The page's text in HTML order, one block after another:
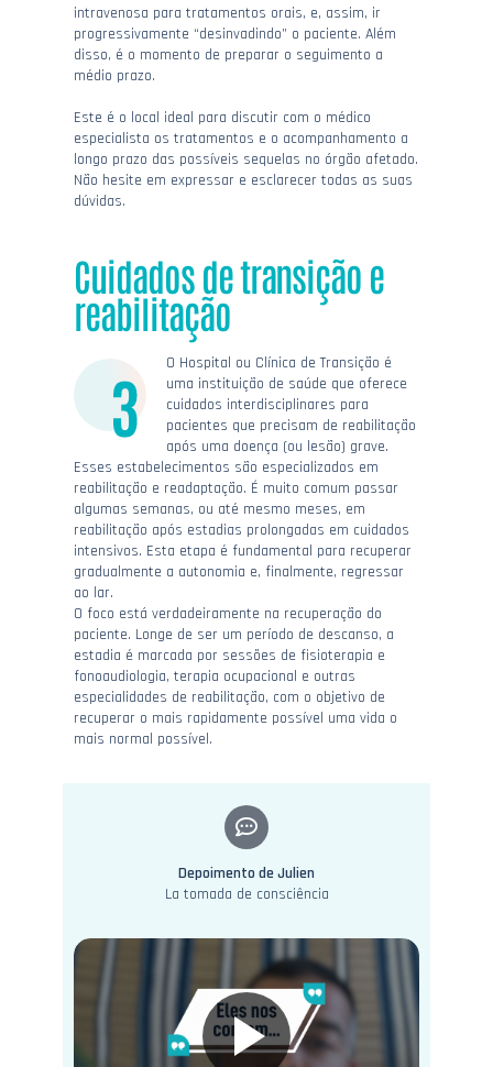
intravenosa para tratamentos orais, e, assim, ir
progressivamente “desinvadindo” o paciente. Além
disso, é o momento de preparar o seguimento a
médio prazo.
Este é o local ideal para discutir com o médico
especialista os tratamentos e o acompanhamento a
longo prazo das possíveis sequelas no órgão afetado.
Não hesite em expressar e esclarecer todas as suas
dúvidas.
Cuidados de transição e
reabilitação
O Hospital ou Clínica de Transição é
uma instituição de saúde que oferece
cuidados interdisciplinares para
pacientes que precisam de reabilitação
após uma doença (ou lesão) grave.
Esses estabelecimentos são especializados em
reabilitação e readaptação. É muito comum passar
algumas semanas, ou até mesmo meses, em
reabilitação após estadias prolongadas em cuidados
intensivos. Esta etapa é fundamental para recuperar
gradualmente a autonomia e, finalmente, regressar
ao lar.
O foco está verdadeiramente na recuperação do
paciente. Longe de ser um período de descanso, a
estadia é marcada por sessões de fisioterapia e
fonoaudiologia, terapia ocupacional e outras
especialidades de reabilitação, com o objetivo de
recuperar o mais rapidamente possível uma vida o
mais normal possível.
Depoimento de Julien
La tomada de consciência